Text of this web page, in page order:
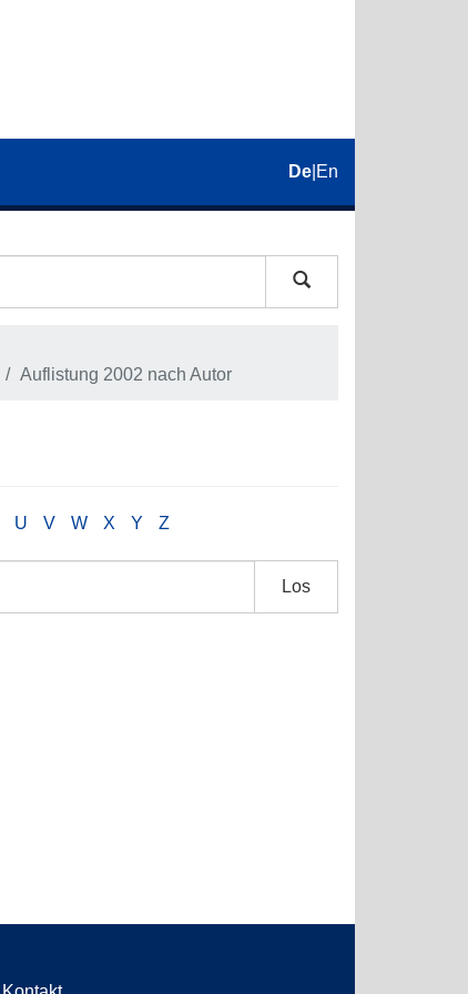
De En
Auflistung 2002 nach Autor
U V W X Y Z
Los